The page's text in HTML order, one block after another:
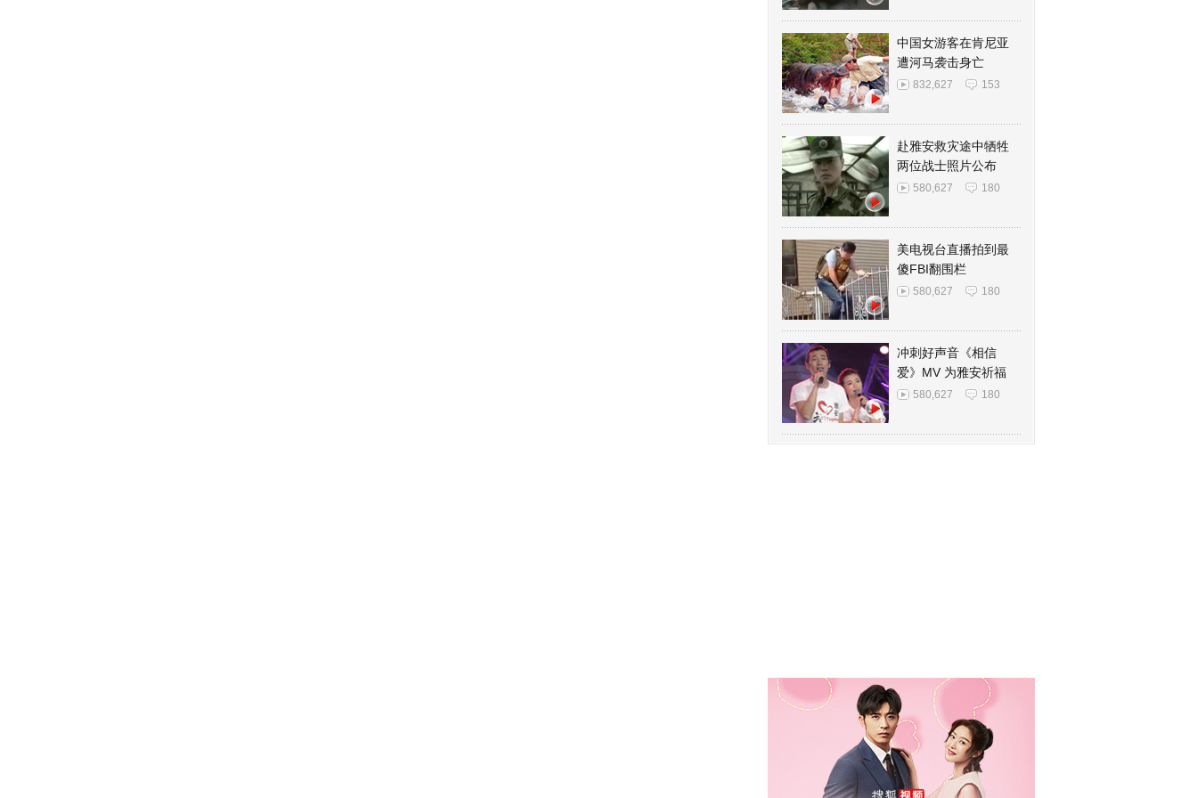
中国女游客在肯尼亚
遭河马袭击身亡
832,627 153
赴雅安救灾途中牺牲
两位战士照片公布
580,627 180
美电视台直播拍到最
傻FBI翻围栏
580,627 180
冲刺好声音《相信
爱》MV 为雅安祈福
580,627 180